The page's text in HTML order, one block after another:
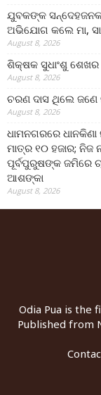
ଯୁବକଙ୍କ ସନ୍ଦେହଜନକ
ଅଭିଯୋଗ କଲେ ମା,
August 8, 2026
ଶିକ୍ଷକ ସୁଧାଂଶୁ ଶେଖର
August 8, 2026
ଚରଣ ଦାସ ଥିଲେ
August 8, 2026
ଧାମନଗରରେ
ମାତ୍ର ୧୦ ହଜାର;
ପୂର୍ବପୁରୁଷଙ୍କ ଜମିରେ
ଆଶଙ୍କା
August 8, 2026
Odia Pua is the
Published from